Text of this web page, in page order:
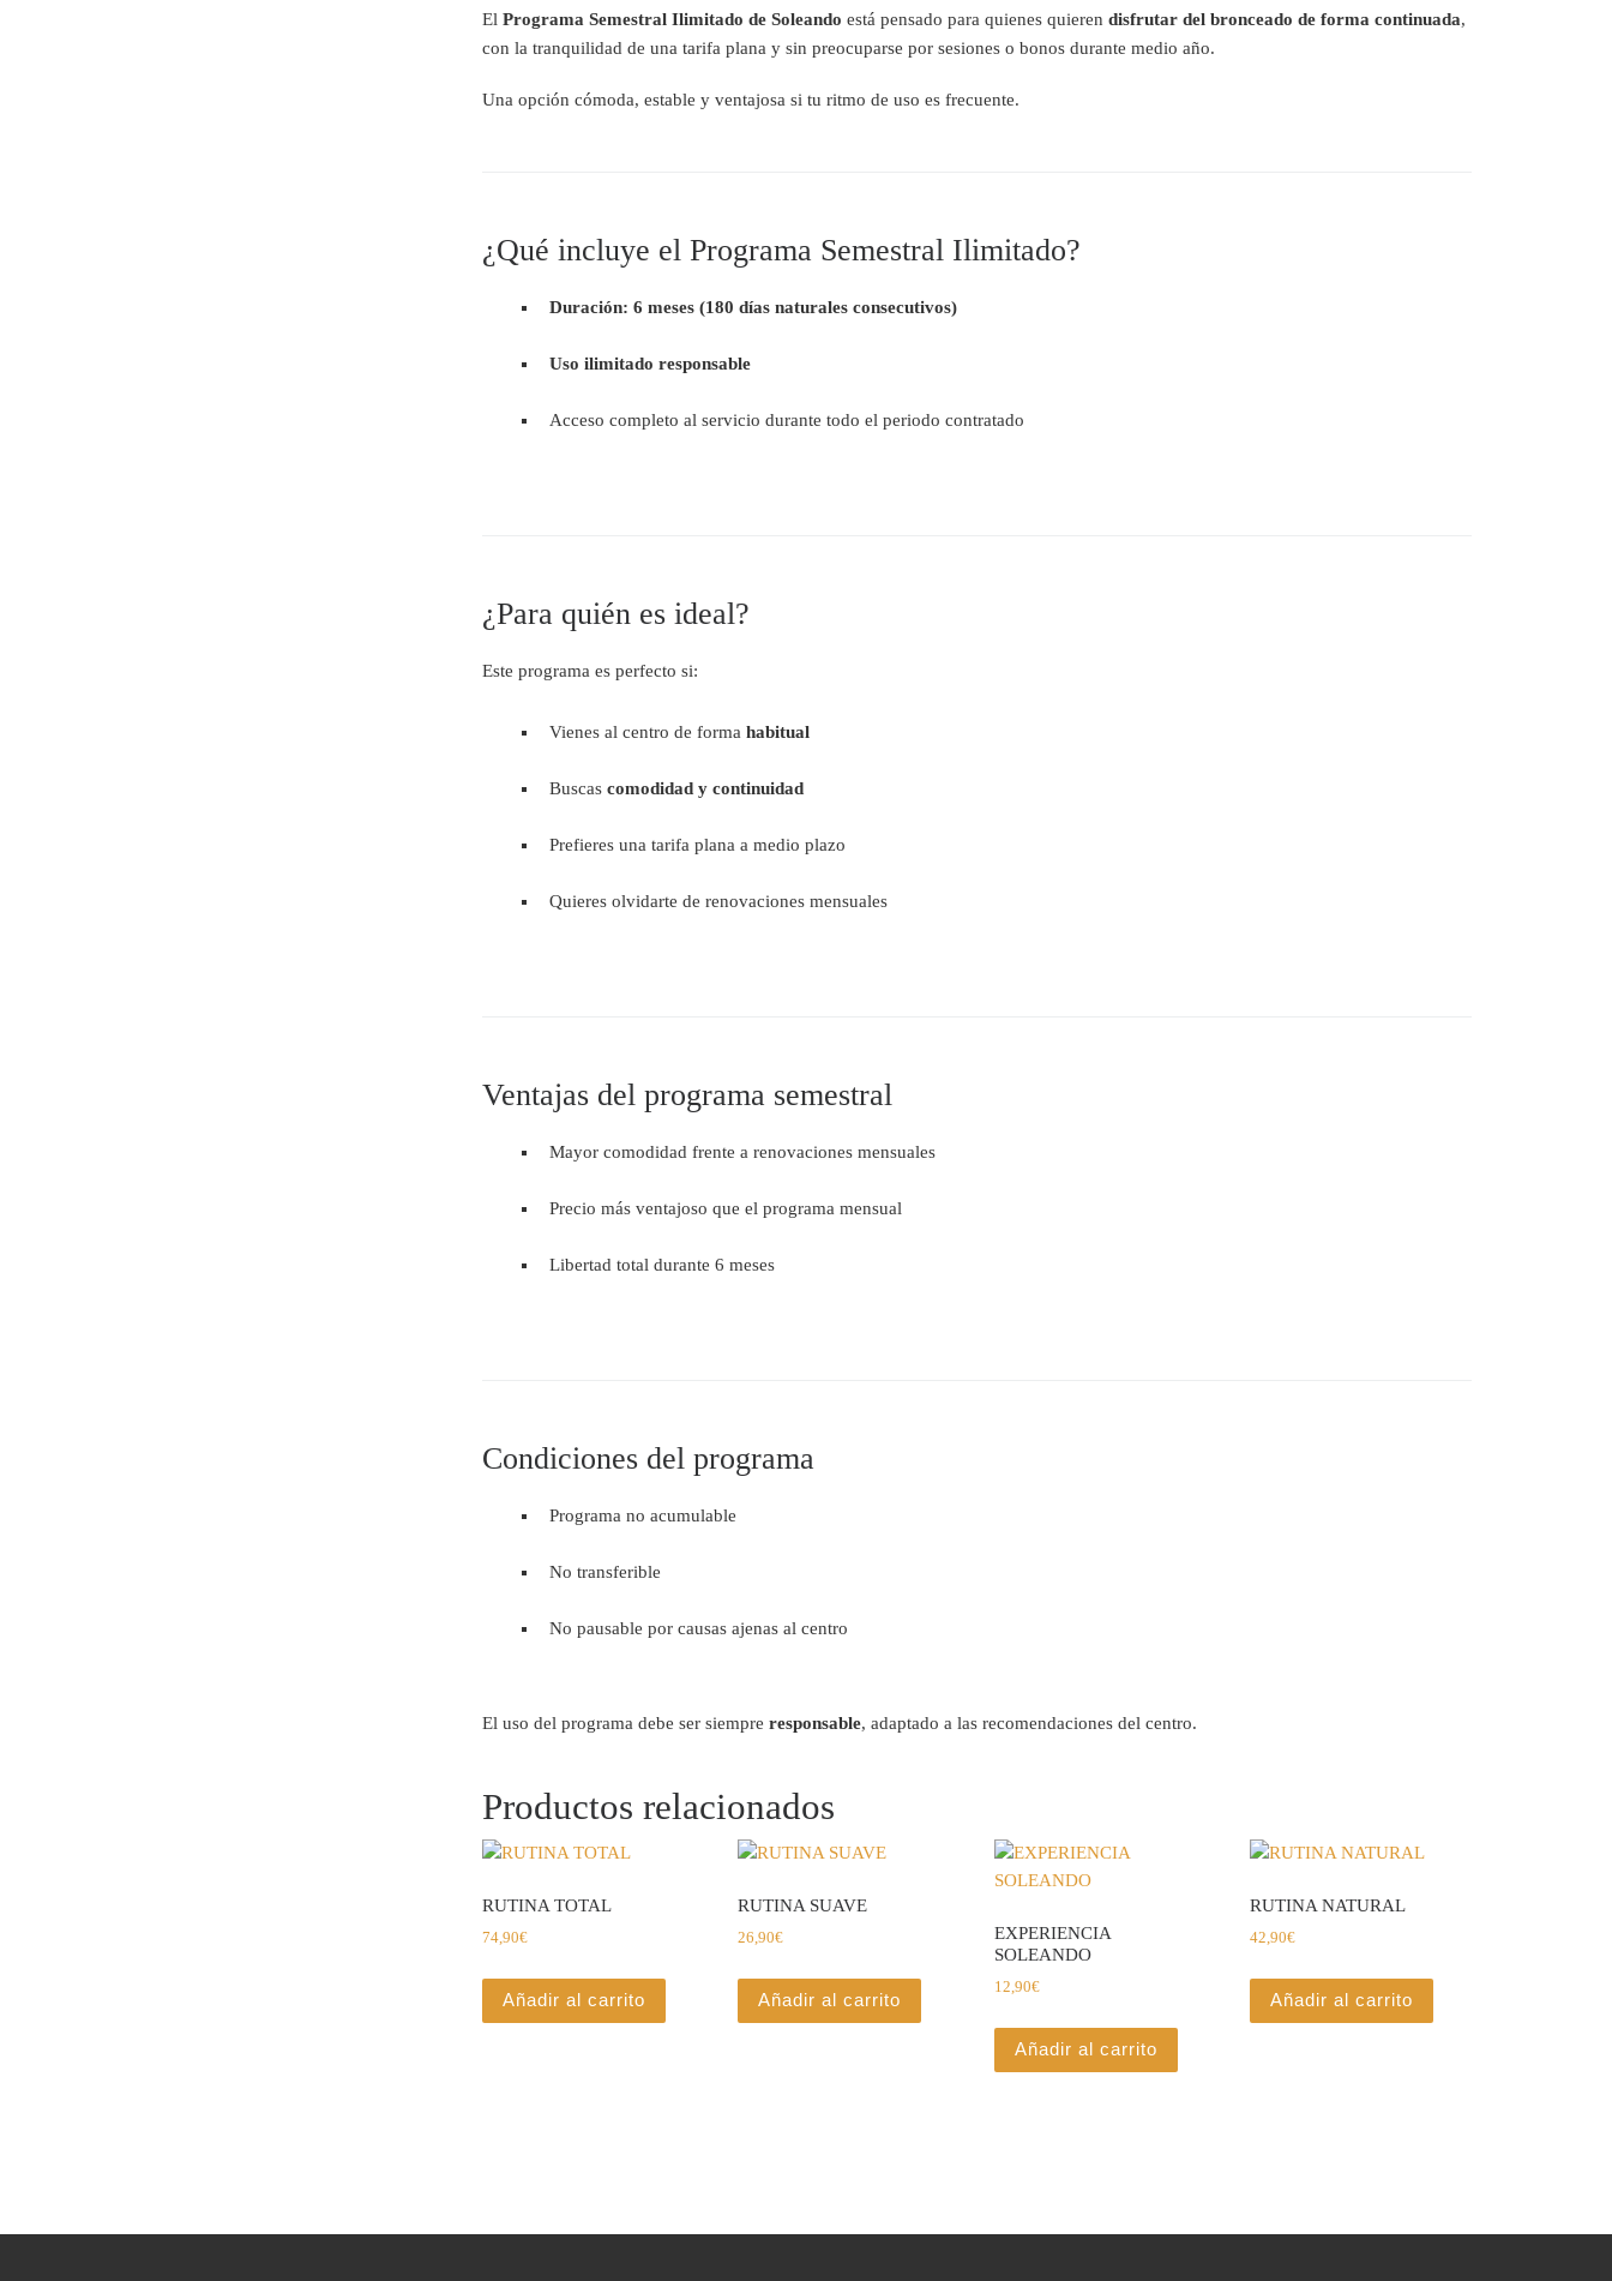
El Programa Semestral Ilimitado de Soleando está pensado para quienes quieren disfrutar del bronceado de forma continuada,
con la tranquilidad de una tarifa plana y sin preocuparse por sesiones o bonos durante medio año.
Una opción cómoda, estable y ventajosa si tu ritmo de uso es frecuente.
¿Qué incluye el Programa Semestral Ilimitado?
Duración: 6 meses (180 días naturales consecutivos)
Uso ilimitado responsable
Acceso completo al servicio durante todo el periodo contratado
¿Para quién es ideal?
Este programa es perfecto si:
Vienes al centro de forma habitual
Buscas comodidad y continuidad
Prefieres una tarifa plana a medio plazo
Quieres olvidarte de renovaciones mensuales
Ventajas del programa semestral
Mayor comodidad frente a renovaciones mensuales
Precio más ventajoso que el programa mensual
Libertad total durante 6 meses
Condiciones del programa
Programa no acumulable
No transferible
No pausable por causas ajenas al centro
El uso del programa debe ser siempre responsable, adaptado a las recomendaciones del centro.
Productos relacionados
RUTINA TOTAL
74,90€
Añadir al carrito
RUTINA SUAVE
26,90€
Añadir al carrito
EXPERIENCIA
SOLEANDO
12,90€
Añadir al carrito
RUTINA NATURAL
42,90€
Añadir al carrito